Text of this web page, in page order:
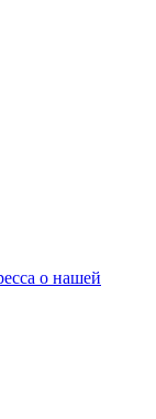
о нашей